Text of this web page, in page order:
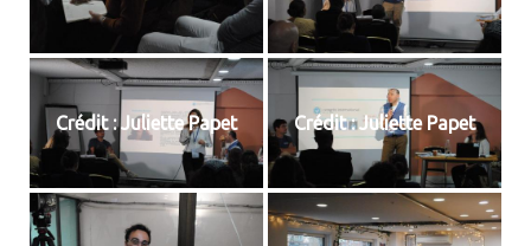
Crédit : Juliette Papet Crédit : Juliette Papet